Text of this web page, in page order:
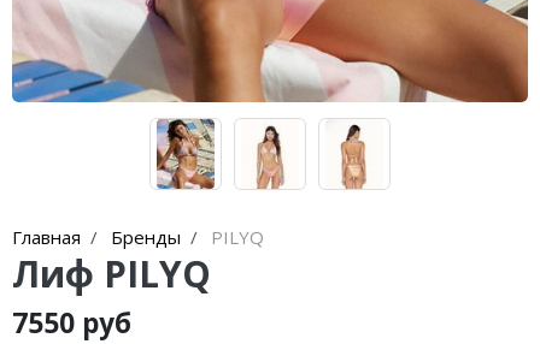
Главная Бренды PILYQ
Лиф PILYQ
7550 руб